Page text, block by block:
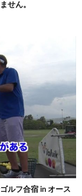
せん。
ルフ合宿 in オース